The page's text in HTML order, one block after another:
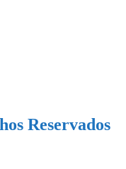
Reservados